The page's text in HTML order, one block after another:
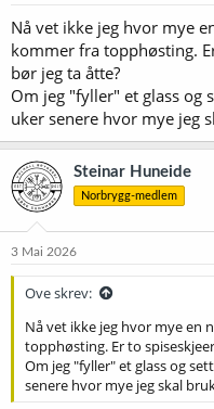
Nå vet ikke jeg hvor mye
kommer fra topphøsting.
bør jeg ta åtte?
Om jeg "fyller" et glass og
uker senere hvor mye jeg
Steinar Huneide
Norbrygg-medlem
3 Mai 2026
Ove skrev:
Nå vet ikke jeg hvor mye en
topphøsting. Er to
Om jeg "fyller" et glass og
senere hvor mye jeg skal